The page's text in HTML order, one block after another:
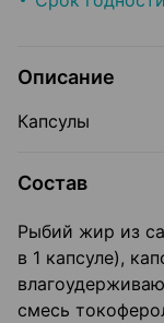
Описание
Капсулы
Состав
Рыбий жир из
в 1 капсуле),
смесь